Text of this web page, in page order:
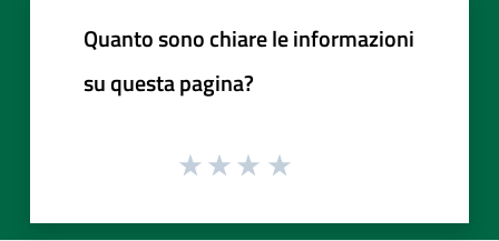
Quanto sono chiare le informazioni
su questa pagina?